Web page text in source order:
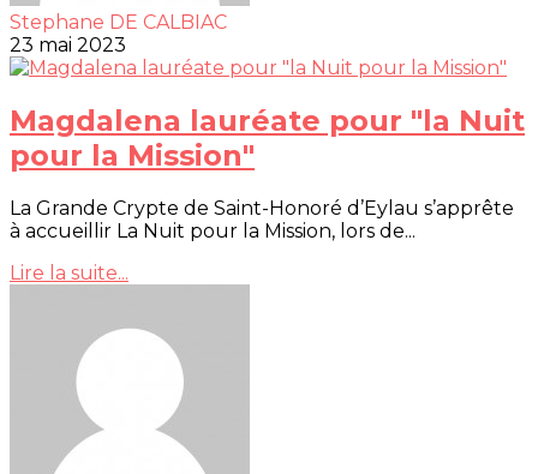
Stephane DE CALBIAC
23 mai 2023
Magdalena lauréate pour "la Nuit
pour la Mission"
La Grande Crypte de Saint-Honoré d’Eylau s’apprête
à accueillir La Nuit pour la Mission, lors de...
Lire la suite...